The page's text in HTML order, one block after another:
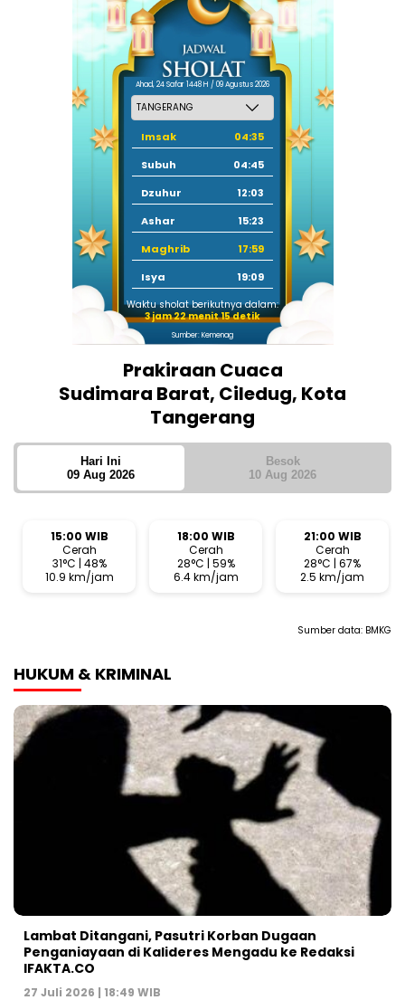
Ahad, 24 Safar 1448 H / 09 Agustus 2026
Imsak
04:35
Subuh
04:45
Dzuhur
12:03
Ashar
15:23
Maghrib
17:59
Isya
19:09
Waktu sholat berikutnya dalam:
3 jam 22 menit 14 detik
Sumber: Kemenag
Prakiraan Cuaca
Sudimara Barat, Ciledug, Kota
Tangerang
Hari Ini
09 Aug 2026
Besok
10 Aug 2026
15:00 WIB
Cerah
31°C | 48%
10.9 km/jam
18:00 WIB
Cerah
28°C | 59%
6.4 km/jam
21:00 WIB
Cerah
28°C | 67%
2.5 km/jam
Sumber data: BMKG
HUKUM & KRIMINAL
Lambat Ditangani, Pasutri Korban Dugaan
Penganiayaan di Kalideres Mengadu ke Redaksi
IFAKTA.CO
27 Juli 2026 | 18:49 WIB